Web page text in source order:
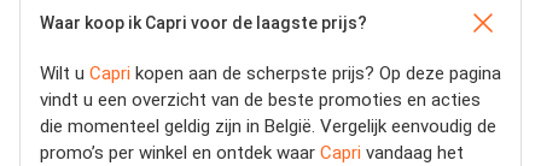
Waar koop ik Capri voor de laagste prijs?
Wilt u Capri kopen aan de scherpste prijs? Op deze pagina
vindt u een overzicht van de beste promoties en acties
die momenteel geldig zijn in België. Vergelijk eenvoudig de
promo’s per winkel en ontdek waar Capri vandaag het